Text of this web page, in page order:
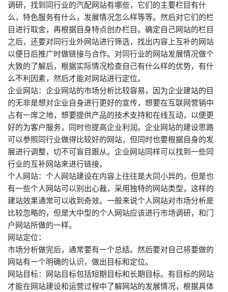
调研，找到同行业的汽配网站有哪些，它们的主要栏目有什
么，特色服务有什么，发展情况怎么样等等。然后对它们的栏
目进行取舍，再根据自身特点创办栏目。确定自己网站的栏目
之后，还要对同行业外网站进行筛选，找出内容上互补的网站
以便日后推广时做链接与合作。对同行业的网站发展情况做个
大致的了解后，根据实际情况检查自己有什么样的优势，有什
么不利因素，然后才能对网站进行定位。
企业网站：企业网站的市场分析比较容易，因为企业建站的目
的无非是想对企业自身进行更好的宣传，想要在互联网营销中
占有一席之地，想要提供产品的技术支持和在线互动，以便更
好的为客户服务，同时也提高企业利润。企业网站的建设思路
可以参照同行业做得比较好的网站，但同时也要根据自身的发
展进行调整，切不可盲目跟从。企业网站同样可以找到一些同
行业的互补网站来进行链接。
个人网站：个人网站建设在内容上往往是大同小异的，但是也
有一些个人网站可以别出心裁，采用独特的网站类型，这样的
建站效果通常可以收到奇效。一般来说个人网站对市场分析是
比较忽略的，但是大中型的个人网站应该进行市场调研，和门
户网站所做的一样。
网站定位：
市场分析做完后，通常要有一个总结。然后要对自己将要做的
网站有一个明确的认识，做出目标和定位。
网站目标：网站目标包括短期目标和长期目标。有目标的网站
才能在网站建设和运营过程中了解网站的发展情况，根据具体